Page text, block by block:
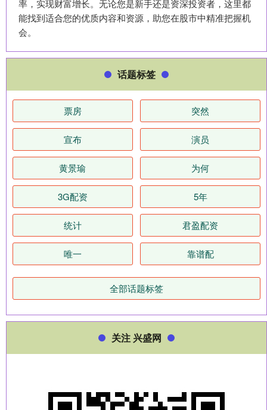
率，实现财富增长。无论您是新手还是资深投资者，这里都
能找到适合您的优质内容和资源，助您在股市中精准把握机
会。
话题标签
票房 突然
宣布 演员
黄景瑜 为何
3G配资 5年
统计 君盈配资
唯一 靠谱配
全部话题标签
关注 兴盛网